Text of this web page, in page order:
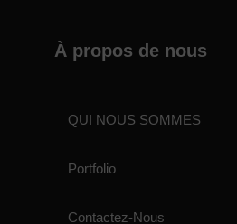
À propos de nous
QUI NOUS SOMMES
Portfolio
Contactez-Nous